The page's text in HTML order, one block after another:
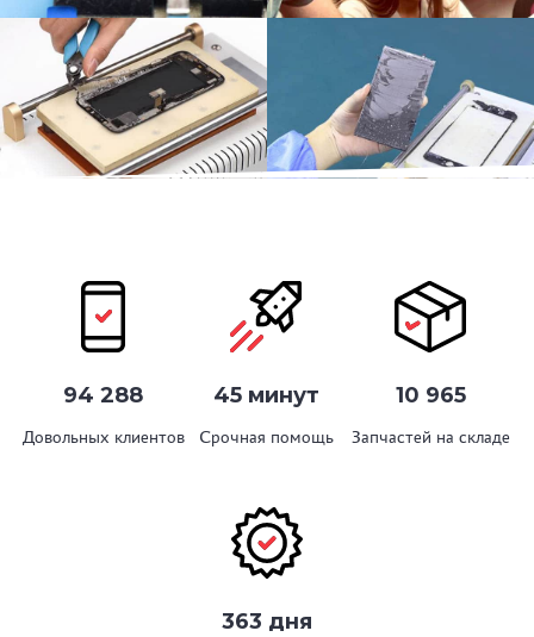
94 288
Довольных клиентов
45 минут
Срочная помощь
10 965
Запчастей на складе
363 дня